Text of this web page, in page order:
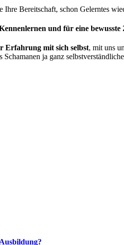
Bereitschaft, schon Gelerntes
und für eine
Erfahrung mit sich selbst, mit uns
ja ganz